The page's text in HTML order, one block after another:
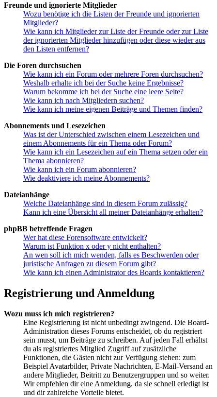
Freunde und ignorierte Mitglieder
Wozu benötige ich die Listen der Freunde und ignorierten
Mitglieder?
Wie kann ich Mitglieder zur Liste der Freunde oder zur Liste
der ignorierten Mitglieder hinzufügen oder diese wieder aus
den Listen entfernen?
Die Foren durchsuchen
Wie kann ich ein Forum oder mehrere Foren durchsuchen?
Weshalb erhalte ich bei der Suche keine Ergebnisse?
Warum bekomme ich bei der Suche eine leere Seite?
Wie kann ich nach Mitgliedern suchen?
Wie kann ich meine eigenen Beiträge und Themen finden?
Abonnements und Lesezeichen
Was ist der Unterschied zwischen einem Lesezeichen und
einem Abonnements für ein Thema oder Forum?
Wie kann ich ein Lesezeichen auf ein Thema setzen oder ein
Thema abonnieren?
Wie kann ich ein Forum abonnieren?
Wie deaktiviere ich meine Abonnements?
Dateianhänge
Welche Dateianhänge sind in diesem Forum zulässig?
Kann ich eine Übersicht all meiner Dateianhänge erhalten?
phpBB betreffende Fragen
Wer hat diese Forensoftware entwickelt?
Warum ist Funktion x oder y nicht enthalten?
An wen soll ich mich wenden, falls es Beschwerden oder
juristische Anfragen zu diesem Forum gibt?
Wie kann ich einen Administrator des Boards kontaktieren?
Registrierung und Anmeldung
Wozu muss ich mich registrieren?
Eine Registrierung ist nicht unbedingt zwingend. Die Board-
Administration dieses Forums entscheidet, ob du registriert
sein musst, um Beiträge zu schreiben. Auf jeden Fall erhältst
du als registriertes Mitglied Zugriff auf zusätzliche
Funktionen, die Gästen nicht zur Verfügung stehen: zum
Beispiel Avatarbilder, Private Nachrichten, E-Mail-Versand an
andere Mitglieder, Beitritt zu Benutzergruppen und so weiter.
Wir empfehlen dir eine Anmeldung, da sie schnell erledigt ist
und dir zahlreiche Vorteile bietet.